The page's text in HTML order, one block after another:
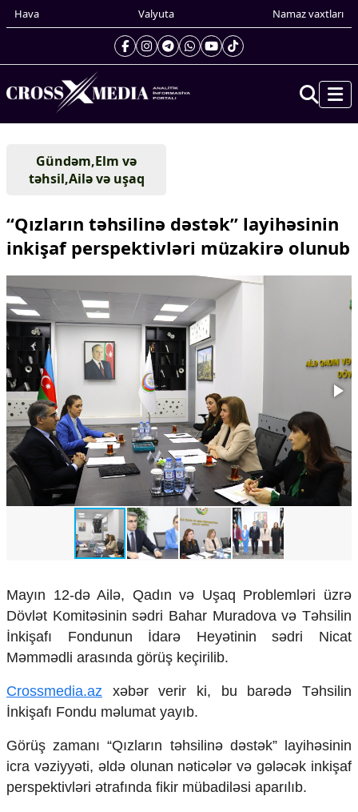
Hava Valyuta Namaz vaxtları
Gündəm
Dünya
Xarici xəbərlər
Cənubi Qafqaz
Türk Dünyası
Avropa
Amerika
Asiya
Afrika
Çarpaz baxış
Təhlil
Siyasi
Geosiyasi
İqtisadi
Sosioloji
Araşdırma
Multimedia
Podcast
Humanitar
Elm və təhsil
Diaspor
Yüksəliş hekayəsi
Zəfər Diasporu
Səhiyyə
Ailə və uşaq
Turizm
Gündəm,Elm və
təhsil,Ailə və uşaq
“Qızların təhsilinə dəstək” layihəsinin
inkişaf perspektivləri müzakirə olunub
Mayın 12-də Ailə, Qadın və Uşaq Problemləri üzrə
Dövlət Komitəsinin sədri Bahar Muradova və Təhsilin
İnkişafı Fondunun İdarə Heyətinin sədri Nicat
Məmmədli arasında görüş keçirilib.
Crossmedia.az xəbər verir ki, bu barədə Təhsilin
İnkişafı Fondu məlumat yayıb.
Görüş zamanı “Qızların təhsilinə dəstək” layihəsinin
icra vəziyyəti, əldə olunan nəticələr və gələcək inkişaf
perspektivləri ətrafında fikir mübadiləsi aparılıb.